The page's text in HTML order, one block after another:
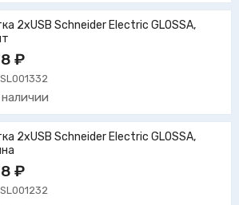
2xUSB Schneider Electric GLOSSA,
₽
2xUSB Schneider Electric GLOSSA,
₽